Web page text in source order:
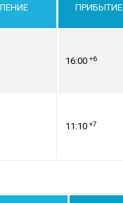
ПРИБЫТИЕ
16:00 +6
11:10 +7